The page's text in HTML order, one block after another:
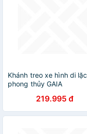
Khánh treo xe hình di lặc
phong thủy GAIA
219.995 đ